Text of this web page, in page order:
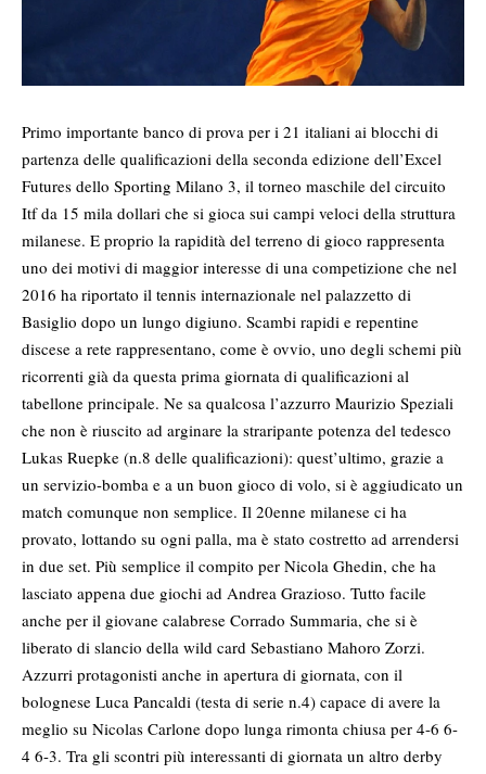
Primo importante banco di prova per i 21 italiani ai blocchi di
partenza delle qualificazioni della seconda edizione dell’Excel
Futures dello Sporting Milano 3, il torneo maschile del circuito
Itf da 15 mila dollari che si gioca sui campi veloci della struttura
milanese. E proprio la rapidità del terreno di gioco rappresenta
uno dei motivi di maggior interesse di una competizione che nel
2016 ha riportato il tennis internazionale nel palazzetto di
Basiglio dopo un lungo digiuno. Scambi rapidi e repentine
discese a rete rappresentano, come è ovvio, uno degli schemi più
ricorrenti già da questa prima giornata di qualificazioni al
tabellone principale. Ne sa qualcosa l’azzurro Maurizio Speziali
che non è riuscito ad arginare la straripante potenza del tedesco
Lukas Ruepke (n.8 delle qualificazioni): quest’ultimo, grazie a
un servizio-bomba e a un buon gioco di volo, si è aggiudicato un
match comunque non semplice. Il 20enne milanese ci ha
provato, lottando su ogni palla, ma è stato costretto ad arrendersi
in due set. Più semplice il compito per Nicola Ghedin, che ha
lasciato appena due giochi ad Andrea Grazioso. Tutto facile
anche per il giovane calabrese Corrado Summaria, che si è
liberato di slancio della wild card Sebastiano Mahoro Zorzi.
Azzurri protagonisti anche in apertura di giornata, con il
bolognese Luca Pancaldi (testa di serie n.4) capace di avere la
meglio su Nicolas Carlone dopo lunga rimonta chiusa per 4-6 6-
4 6-3. Tra gli scontri più interessanti di giornata un altro derby